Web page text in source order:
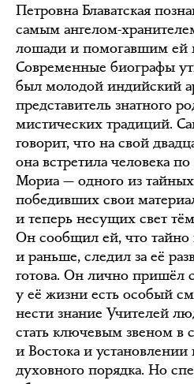
Петровна Блаватская
самым ангелом-
лошади и помогавшим ей
Современные биографы
был молодой индийский
представитель знатного
мистических традиций.
говорит, что на свой
она встретила человека
Мориа — одного из
победивших свои
и теперь несущих свет
Он сообщил ей, что тайно
и раньше, следил за её
готова. Он лично пришёл
у её жизни есть особый
нести знание Учителей
стать ключевым звеном в
и Востока и
духовного порядка. Но